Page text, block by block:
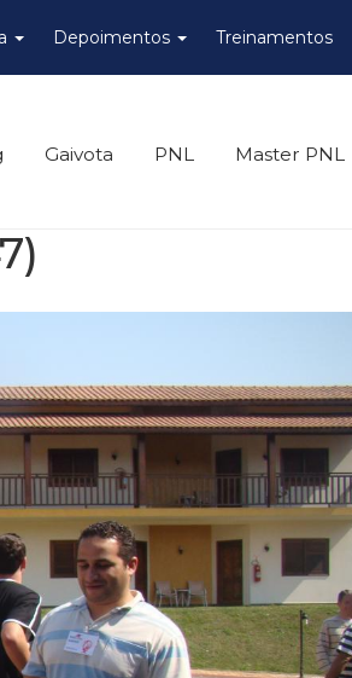
Depoimentos Treinamentos
Gaivota PNL Master PNL